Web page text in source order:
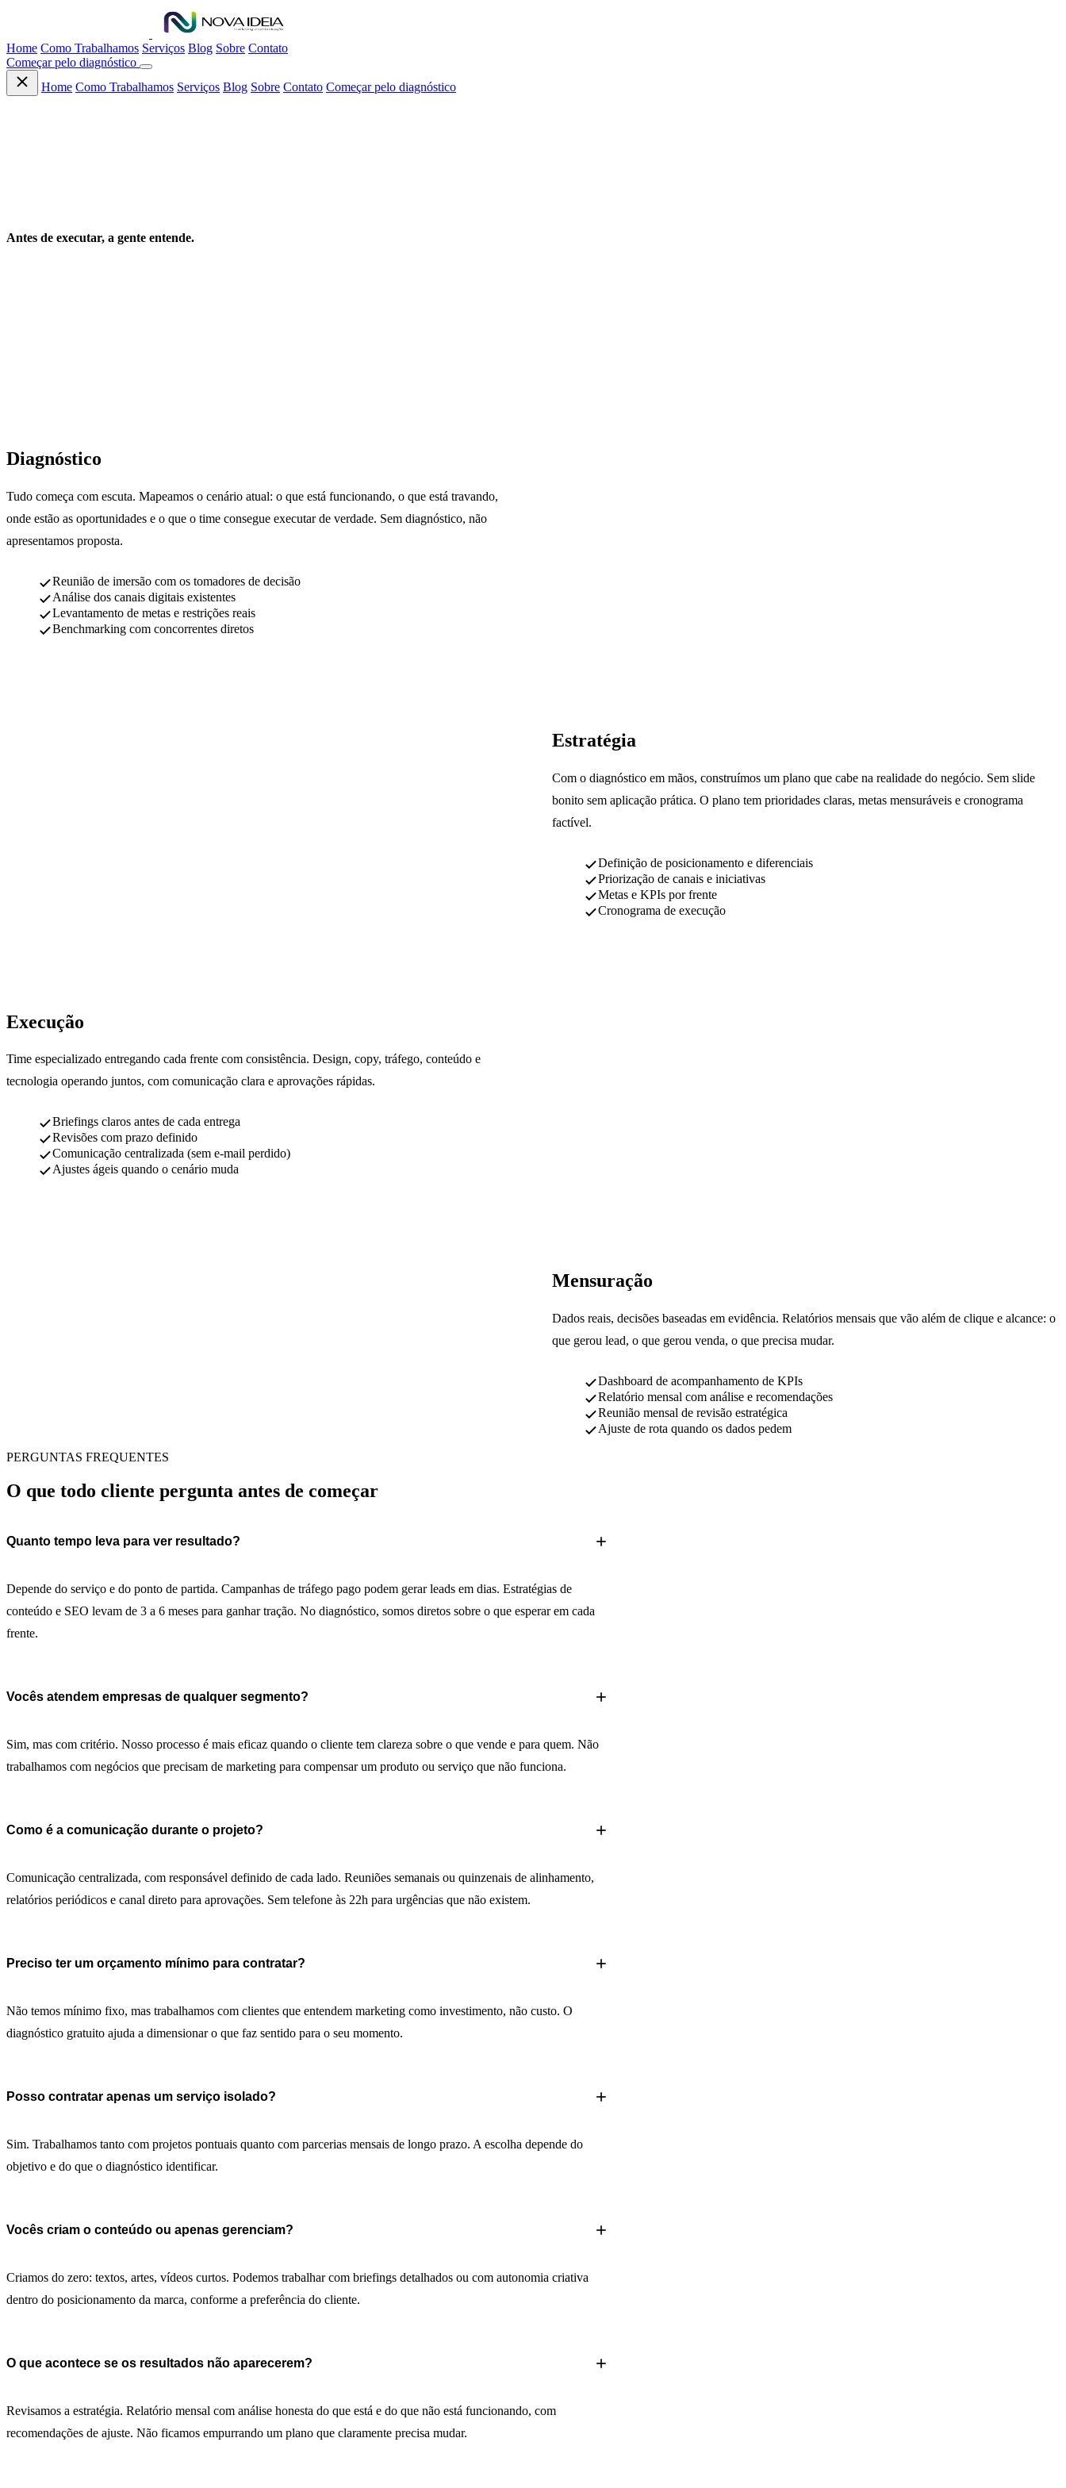
Home Como Trabalhamos Serviços Blog Sobre Contato
Começar pelo diagnóstico
Home Como Trabalhamos Serviços Blog Sobre Contato Começar pelo diagnóstico
Antes de executar, a gente entende.
Diagnóstico
Tudo começa com escuta. Mapeamos o cenário atual: o que está funcionando, o que está travando,
onde estão as oportunidades e o que o time consegue executar de verdade. Sem diagnóstico, não
apresentamos proposta.
Reunião de imersão com os tomadores de decisão
Análise dos canais digitais existentes
Levantamento de metas e restrições reais
Benchmarking com concorrentes diretos
Estratégia
Com o diagnóstico em mãos, construímos um plano que cabe na realidade do negócio. Sem slide
bonito sem aplicação prática. O plano tem prioridades claras, metas mensuráveis e cronograma
factível.
Definição de posicionamento e diferenciais
Priorização de canais e iniciativas
Metas e KPIs por frente
Cronograma de execução
Execução
Time especializado entregando cada frente com consistência. Design, copy, tráfego, conteúdo e
tecnologia operando juntos, com comunicação clara e aprovações rápidas.
Briefings claros antes de cada entrega
Revisões com prazo definido
Comunicação centralizada (sem e-mail perdido)
Ajustes ágeis quando o cenário muda
Mensuração
Dados reais, decisões baseadas em evidência. Relatórios mensais que vão além de clique e alcance: o
que gerou lead, o que gerou venda, o que precisa mudar.
Dashboard de acompanhamento de KPIs
Relatório mensal com análise e recomendações
Reunião mensal de revisão estratégica
Ajuste de rota quando os dados pedem
PERGUNTAS FREQUENTES
O que todo cliente pergunta antes de começar
Quanto tempo leva para ver resultado?
Depende do serviço e do ponto de partida. Campanhas de tráfego pago podem gerar leads em dias. Estratégias de
conteúdo e SEO levam de 3 a 6 meses para ganhar tração. No diagnóstico, somos diretos sobre o que esperar em cada
frente.
Vocês atendem empresas de qualquer segmento?
Sim, mas com critério. Nosso processo é mais eficaz quando o cliente tem clareza sobre o que vende e para quem. Não
trabalhamos com negócios que precisam de marketing para compensar um produto ou serviço que não funciona.
Como é a comunicação durante o projeto?
Comunicação centralizada, com responsável definido de cada lado. Reuniões semanais ou quinzenais de alinhamento,
relatórios periódicos e canal direto para aprovações. Sem telefone às 22h para urgências que não existem.
Preciso ter um orçamento mínimo para contratar?
Não temos mínimo fixo, mas trabalhamos com clientes que entendem marketing como investimento, não custo. O
diagnóstico gratuito ajuda a dimensionar o que faz sentido para o seu momento.
Posso contratar apenas um serviço isolado?
Sim. Trabalhamos tanto com projetos pontuais quanto com parcerias mensais de longo prazo. A escolha depende do
objetivo e do que o diagnóstico identificar.
Vocês criam o conteúdo ou apenas gerenciam?
Criamos do zero: textos, artes, vídeos curtos. Podemos trabalhar com briefings detalhados ou com autonomia criativa
dentro do posicionamento da marca, conforme a preferência do cliente.
O que acontece se os resultados não aparecerem?
Revisamos a estratégia. Relatório mensal com análise honesta do que está e do que não está funcionando, com
recomendações de ajuste. Não ficamos empurrando um plano que claramente precisa mudar.